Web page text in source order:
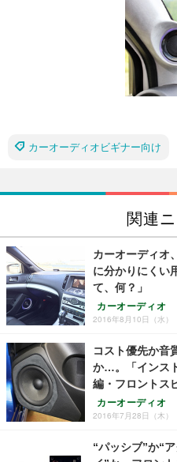
カーオーディオビギナー向け
関連
カーオーディオ
に分かりにくい
て、何？」
カーオーディオ
2016年8月10日（水）
コスト優先か音
か…。「インス
編・フロントス
カーオーディオ
2016年7月28日（木）
“パッシブ”か“